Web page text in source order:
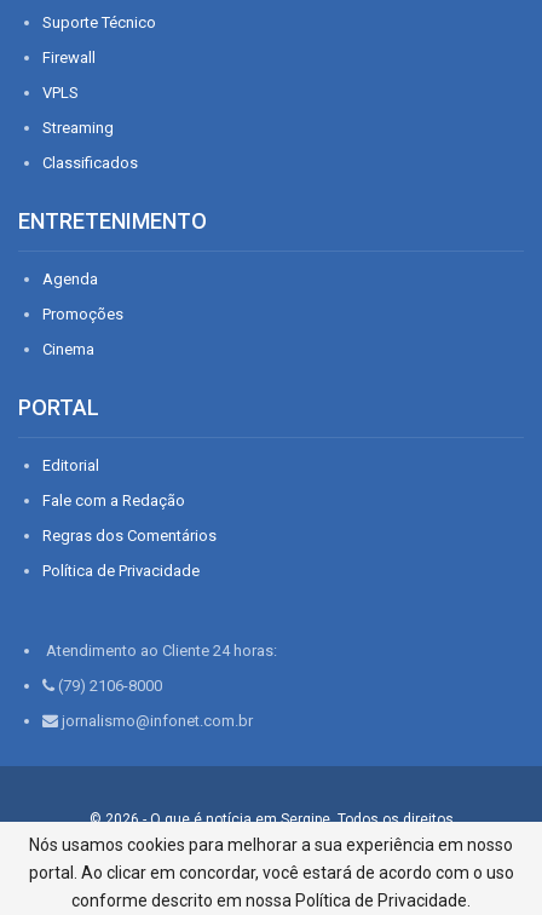
Suporte Técnico
Firewall
VPLS
Streaming
Classificados
ENTRETENIMENTO
Agenda
Promoções
Cinema
PORTAL
Editorial
Fale com a Redação
Regras dos Comentários
Política de Privacidade
Atendimento ao Cliente 24 horas:
(79) 2106-8000
jornalismo@infonet.com.br
© 2026 - O que é notícia em Sergipe. Todos os direitos
reservados.
Infonet - Rua Monsenhor Silveira 276, Bairro São José |
Aracaju-SE, CEP 49015-030, Fone: 79.2106.8000 - CI Centro de
Nós usamos cookies para melhorar a sua experiência em nosso
portal. Ao clicar em concordar, você estará de acordo com o uso
conforme descrito em nossa Política de Privacidade.